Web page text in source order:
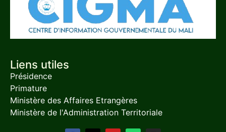
Liens utiles
Présidence
Primature
Ministère des Affaires Etrangères
Ministère de l'Administration Territoriale